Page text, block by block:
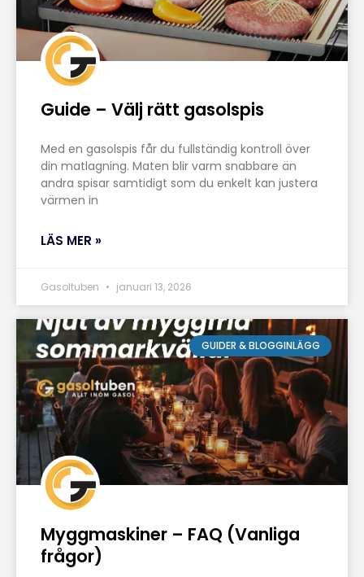
Guide – Välj rätt gasolspis
Med en gasolspis får du fullständig kontroll över
din matlagning. Maten blir varm snabbare än
andra spisar samtidigt som du enkelt kan justera
värmen in
LÄS MER »
Gasoltuben januari 13, 2026
GUIDER & BLOGGINLÄGG
Myggmaskiner – FAQ (Vanliga
frågor)